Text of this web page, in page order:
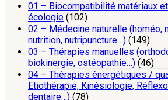
01 – Biocompatibilité matériaux
écologie (102)
02 – Médecine naturelle (homéo,
nutrition, nutripuncture…) (149)
03 – Thérapies manuelles
biokinergie, ostéopathie…) (46)
04 – Thérapies énergétiques /
Etiothérapie, Kinésiologie,
dentaire…) (78)